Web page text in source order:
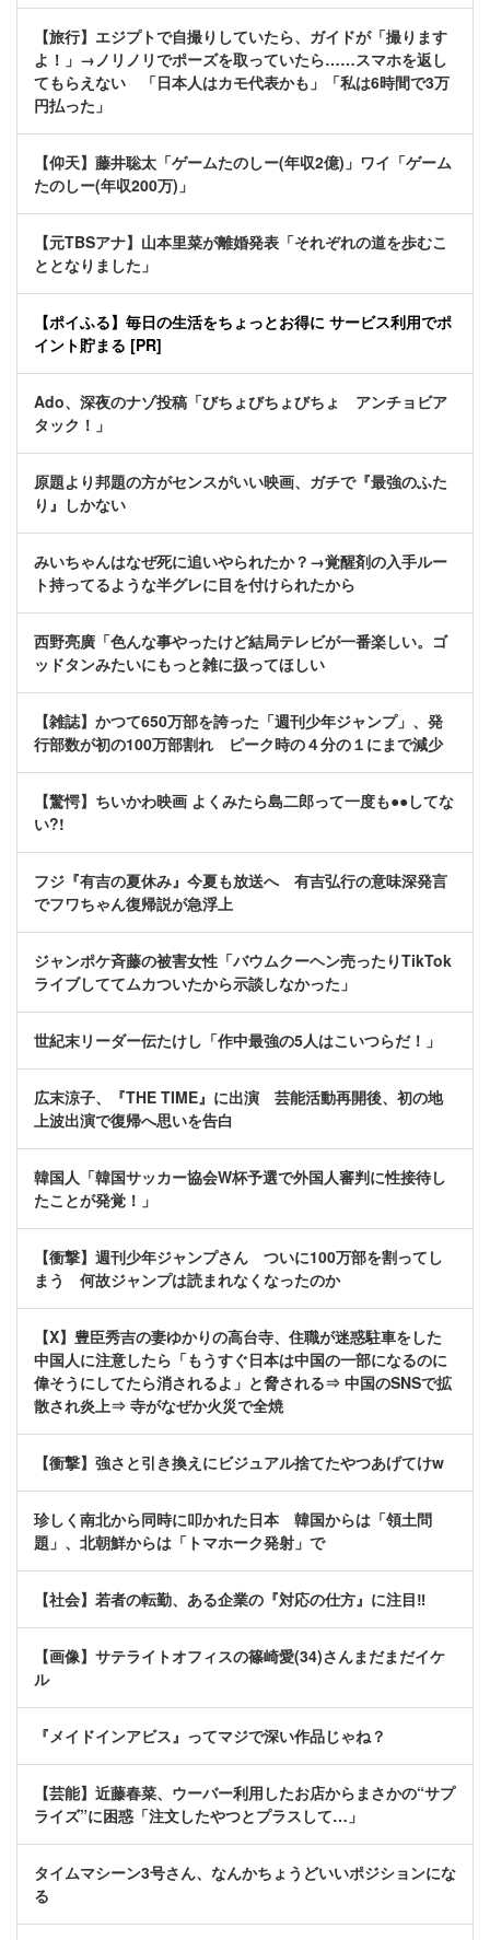
【旅行】エジプトで自撮りしていたら、ガイドが「撮ります
よ！」→ノリノリでポーズを取っていたら……スマホを返し
てもらえない 「日本人はカモ代表かも」「私は6時間で3万
円払った」
【仰天】藤井聡太「ゲームたのしー(年収2億)」ワイ「ゲーム
たのしー(年収200万)」
【元TBSアナ】山本里菜が離婚発表「それぞれの道を歩むこ
ととなりました」
【ポイふる】毎日の生活をちょっとお得に サービス利用でポ
イント貯まる [PR]
Ado、深夜のナゾ投稿「びちょびちょびちょ アンチョビア
タック！」
原題より邦題の方がセンスがいい映画、ガチで『最強のふた
り』しかない
みいちゃんはなぜ死に追いやられたか？→覚醒剤の入手ルー
ト持ってるような半グレに目を付けられたから
西野亮廣「色んな事やったけど結局テレビが一番楽しい。ゴ
ッドタンみたいにもっと雑に扱ってほしい
【雑誌】かつて650万部を誇った「週刊少年ジャンプ」、発
行部数が初の100万部割れ ピーク時の４分の１にまで減少
【驚愕】ちいかわ映画 よくみたら島二郎って一度も●●してな
い?!
フジ『有吉の夏休み』今夏も放送へ 有吉弘行の意味深発言
でフワちゃん復帰説が急浮上
ジャンポケ斉藤の被害女性「バウムクーヘン売ったりTikTok
ライブしててムカついたから示談しなかった」
世紀末リーダー伝たけし「作中最強の5人はこいつらだ！」
広末涼子、『THE TIME』に出演 芸能活動再開後、初の地
上波出演で復帰へ思いを告白
韓国人「韓国サッカー協会W杯予選で外国人審判に性接待し
たことが発覚！」
【衝撃】週刊少年ジャンプさん ついに100万部を割ってし
まう 何故ジャンプは読まれなくなったのか
【X】豊臣秀吉の妻ゆかりの高台寺、住職が迷惑駐車をした
中国人に注意したら「もうすぐ日本は中国の一部になるのに
偉そうにしてたら消されるよ」と脅される⇒ 中国のSNSで拡
散され炎上⇒ 寺がなぜか火災で全焼
【衝撃】強さと引き換えにビジュアル捨てたやつあげてけw
珍しく南北から同時に叩かれた日本 韓国からは「領土問
題」、北朝鮮からは「トマホーク発射」で
【社会】若者の転勤、ある企業の『対応の仕方』に注目‼
【画像】サテライトオフィスの篠崎愛(34)さんまだまだイケ
ル
『メイドインアビス』ってマジで深い作品じゃね？
【芸能】近藤春菜、ウーバー利用したお店からまさかの“サプ
ライズ”に困惑「注文したやつとプラスして…」
タイムマシーン3号さん、なんかちょうどいいポジションにな
る